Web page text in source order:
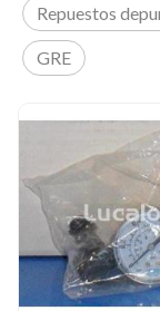
Repuestos
GRE